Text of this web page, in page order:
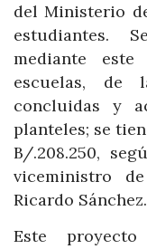
del Ministerio
estudiantes.
mediante
escuelas, de
concluidas y
planteles; se
B/.208.250,
viceministro
Ricardo Sánchez.
Este